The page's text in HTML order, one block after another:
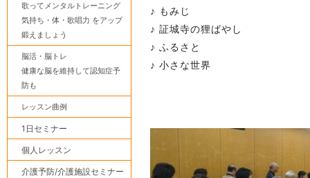
♪ もみじ
♪ 証城寺の狸ばやし
♪ ふるさと
♪ 小さな世界
歌ってメンタルトレーニング
気持ち・体・歌唱力 をアップ
鍛えましょう
脳活・脳トレ
健康な脳を維持して認知症予
防も
レッスン曲例
1日セミナー
個人レッスン
介護予防/介護施設セミナー